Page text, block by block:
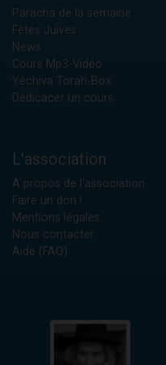
Paracha de la semaine
Fêtes Juives
News
Cours Mp3-Vidéo
Yéchiva Torah-Box
Dédicacer un cours
L'association
A propos de l'association
Faire un don !
Mentions légales
Nous contacter
Aide (FAQ)